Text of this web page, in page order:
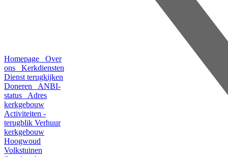
Homepage
Over
ons
Kerkdiensten
Dienst terugkijken
Doneren
ANBI-
status
Adres
kerkgebouw
Activiteiten -
terugblik Verhuur
kerkgebouw
Hoogwoud
Volkstuinen